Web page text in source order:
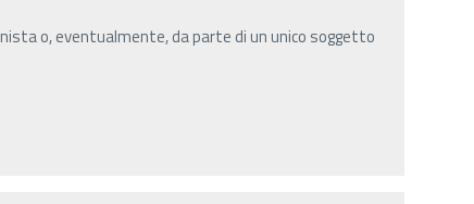
o, eventualmente, da parte di un unico soggetto